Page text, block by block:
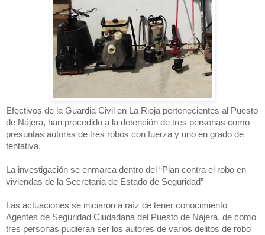
Efectivos de la Guardia Civil en La Rioja pertenecientes al Puesto
de Nájera, han procedido a la detención de tres personas como
presuntas autoras de tres robos con fuerza y uno en grado de
tentativa.
La investigación se enmarca dentro del “Plan contra el robo en
viviendas de la Secretaría de Estado de Seguridad”
Las actuaciones se iniciaron a raíz de tener conocimiento
Agentes de Seguridad Ciudadana del Puesto de Nájera, de como
tres personas pudieran ser los autores de varios delitos de robo